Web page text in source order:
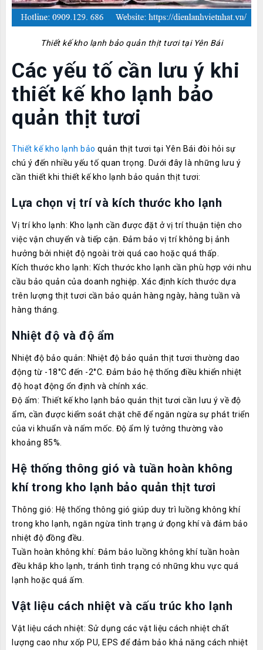
Thiết kế kho lạnh bảo quản thịt tươi tại Yên Bái
Các yếu tố cần lưu ý khi
thiết kế kho lạnh bảo
quản thịt tươi
Thiết kế kho lạnh bảo quản thịt tươi tại Yên Bái đòi hỏi sự
chú ý đến nhiều yếu tố quan trọng. Dưới đây là những lưu ý
cần thiết khi thiết kế kho lạnh bảo quản thịt tươi:
Lựa chọn vị trí và kích thước kho lạnh
Vị trí kho lạnh: Kho lạnh cần được đặt ở vị trí thuận tiện cho
việc vận chuyển và tiếp cận. Đảm bảo vị trí không bị ảnh
hưởng bởi nhiệt độ ngoài trời quá cao hoặc quá thấp.
Kích thước kho lạnh: Kích thước kho lạnh cần phù hợp với nhu
cầu bảo quản của doanh nghiệp. Xác định kích thước dựa
trên lượng thịt tươi cần bảo quản hàng ngày, hàng tuần và
hàng tháng.
Nhiệt độ và độ ẩm
Nhiệt độ bảo quản: Nhiệt độ bảo quản thịt tươi thường dao
động từ -18°C đến -2°C. Đảm bảo hệ thống điều khiển nhiệt
độ hoạt động ổn định và chính xác.
Độ ẩm: Thiết kế kho lạnh bảo quản thịt tươi cần lưu ý về độ
ẩm, cần được kiểm soát chặt chẽ để ngăn ngừa sự phát triển
của vi khuẩn và nấm mốc. Độ ẩm lý tưởng thường vào
khoảng 85%.
Hệ thống thông gió và tuần hoàn không
khí trong kho lạnh bảo quản thịt tươi
Thông gió: Hệ thống thông gió giúp duy trì luồng không khí
trong kho lạnh, ngăn ngừa tình trạng ứ đọng khí và đảm bảo
nhiệt độ đồng đều.
Tuần hoàn không khí: Đảm bảo luồng không khí tuần hoàn
đều khắp kho lạnh, tránh tình trạng có những khu vực quá
lạnh hoặc quá ấm.
Vật liệu cách nhiệt và cấu trúc kho lạnh
Vật liệu cách nhiệt: Sử dụng các vật liệu cách nhiệt chất
lượng cao như xốp PU, EPS để đảm bảo khả năng cách nhiệt